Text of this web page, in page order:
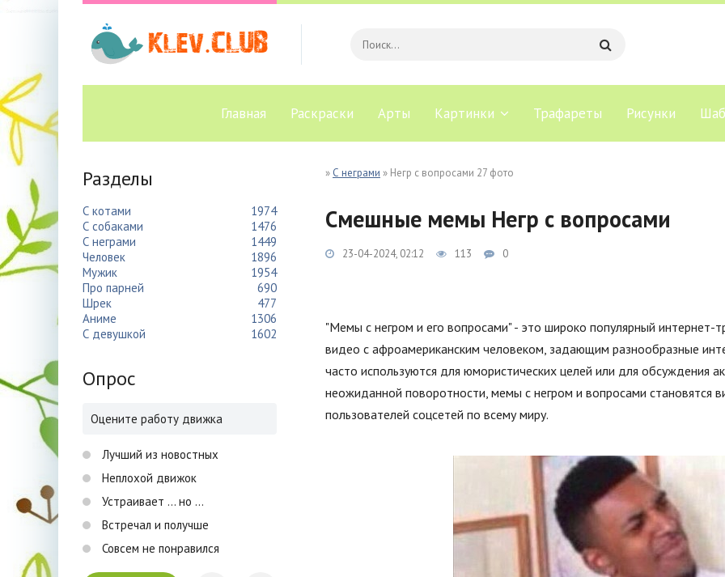
Главная Раскраски Арты Картинки Трафареты Рисунки
» С неграми » Негр с вопросами 27 фото
Смешные мемы Негр с вопросами
23-04-2024, 02:12 113 0
"Мемы с негром и его вопросами" - это широко популярный интернет-
видео с афроамериканским человеком, задающим разнообразные
часто используются для юмористических целей или для обсуждения
неожиданной поворотности, мемы с негром и вопросами становятся
пользователей соцсетей по всему миру.
Разделы
С котами
1974
С собаками
1476
С неграми
1449
Человек
1896
Мужик
1954
Про парней
690
Шрек
477
Аниме
1306
С девушкой
1602
Опрос
Оцените работу движка
Лучший из новостных
Неплохой движок
Устраивает ... но ...
Встречал и получше
Совсем не понравился